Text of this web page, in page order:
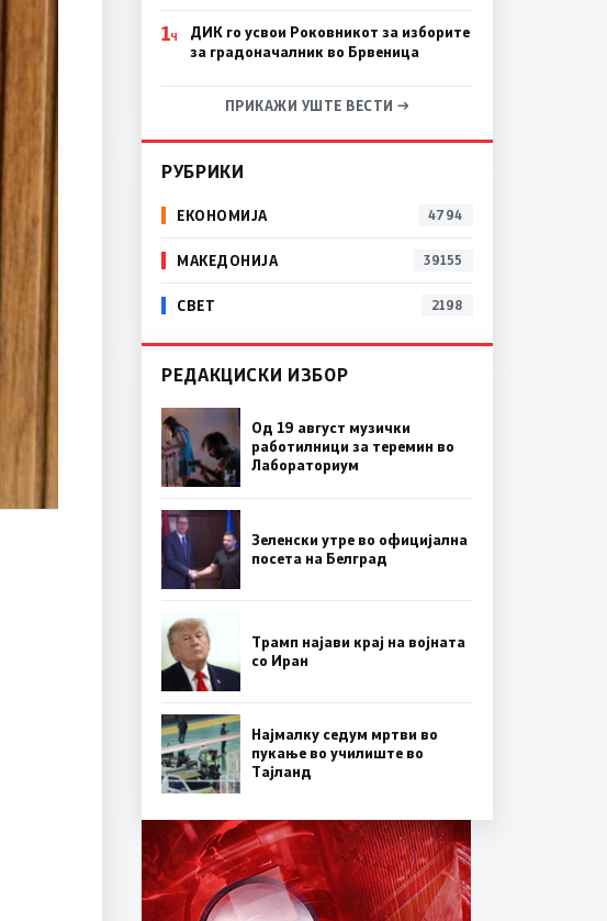
1Ч
ДИК го усвои Роковникот за изборите
за градоначалник во Брвеница
ПРИКАЖИ УШТЕ ВЕСТИ →
РУБРИКИ
ЕКОНОМИЈА 4794
МАКЕДОНИЈА 39155
СВЕТ 2198
РЕДАКЦИСКИ ИЗБОР
Од 19 август музички
работилници за теремин во
Лабораториум
Зеленски утре во официјална
посета на Белград
Трамп најави крај на војната
со Иран
Најмалку седум мртви во
пукање во училиште во
Тајланд